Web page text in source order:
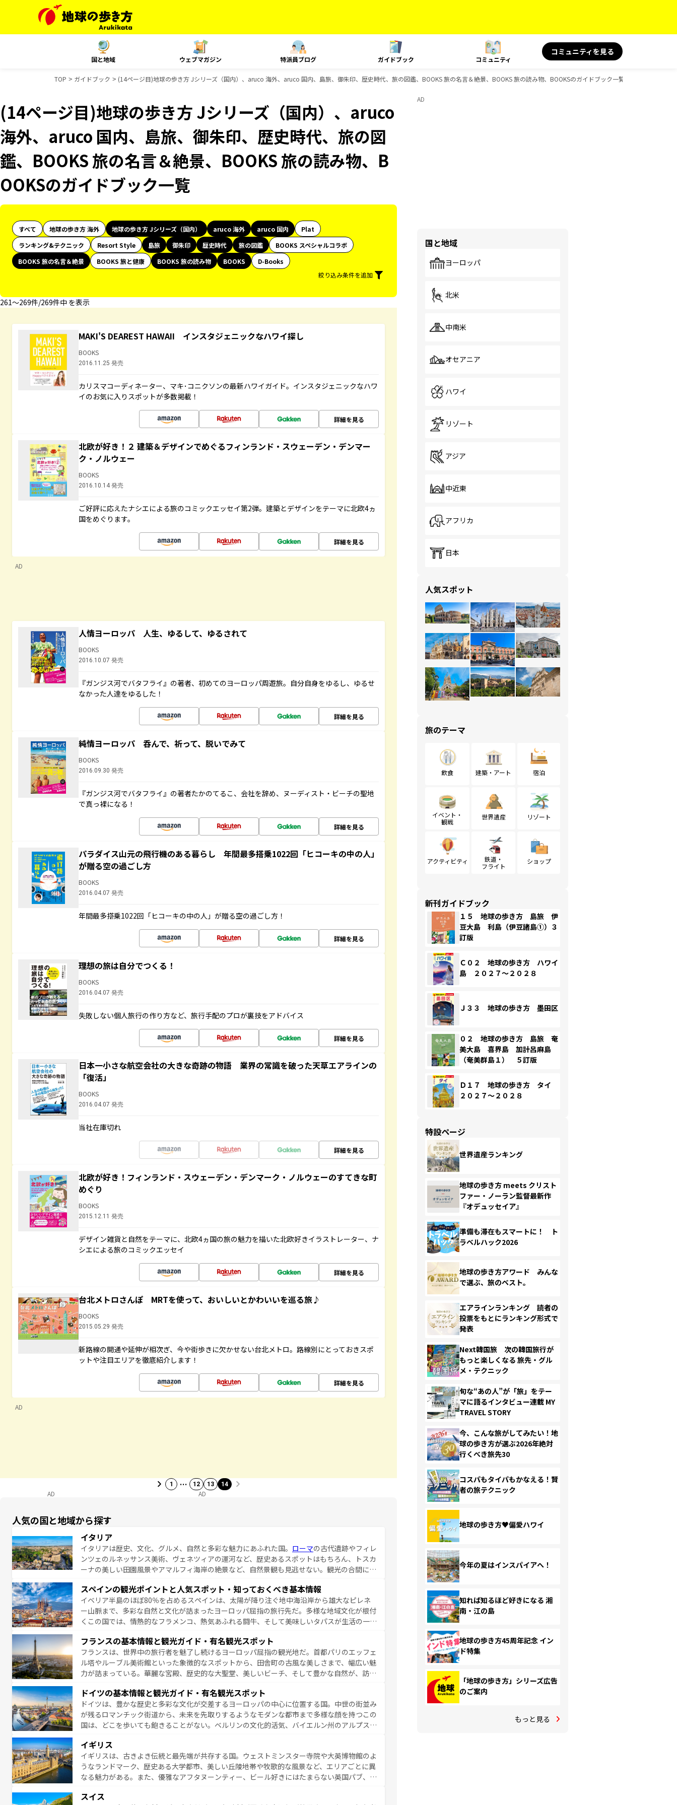
国と地域 ウェブマガジン 特派員ブログ ガイドブック コミュニティ
コミュニティを見る
TOP ガイドブック (14ページ目)地球の歩き方 Jシリーズ（国内）、aruco 海外、aruco 国内、島旅、御朱印、歴史時代、旅の図鑑、BOOKS 旅の名言＆絶景、BOOKS 旅の読み物、BOOKSのガイドブック一覧
(14ページ目)地球の歩き方 Jシリーズ（国内）、aruco
海外、aruco 国内、島旅、御朱印、歴史時代、旅の図
鑑、BOOKS 旅の名言＆絶景、BOOKS 旅の読み物、B
OOKSのガイドブック一覧
すべて 地球の歩き方 海外 地球の歩き方 Jシリーズ（国内） aruco 海外 aruco 国内
Plat
ランキング&テクニック
Resort Style 島旅 御朱印 歴史時代 旅の図鑑
BOOKS スペシャルコラボ
BOOKS 旅の名言＆絶景
BOOKS 旅と健康 BOOKS 旅の読み物 BOOKS
D-Books
絞り込み条件を追加
261〜269件/269件中 を表示
MAKI'S DEAREST HAWAII インスタジェニックなハワイ探し
BOOKS
2016.11.25 発売
カリスマコーディネーター、マキ･コニクソンの最新ハワイガイド。インスタジェニックなハワ
イのお気に入りスポットが多数掲載！
詳細を見る
北欧が好き！２ 建築＆デザインでめぐるフィンランド・スウェーデン・デンマー
ク・ノルウェー
BOOKS
2016.10.14 発売
ご好評に応えたナシエによる旅のコミックエッセイ第2弾。建築とデザインをテーマに北欧4ヵ
国をめぐります。
詳細を見る
AD
人情ヨーロッパ 人生、ゆるして、ゆるされて
BOOKS
2016.10.07 発売
『ガンジス河でバタフライ』の著者、初めてのヨーロッパ周遊旅。自分自身をゆるし、ゆるせ
なかった人達をゆるした！
詳細を見る
純情ヨーロッパ 呑んで、祈って、脱いでみて
BOOKS
2016.09.30 発売
『ガンジス河でバタフライ』の著者たかのてるこ、会社を辞め、ヌーディスト・ビーチの聖地
で真っ裸になる！
詳細を見る
パラダイス山元の飛行機のある暮らし 年間最多搭乗1022回「ヒコーキの中の人」
が贈る空の過ごし方
BOOKS
2016.04.07 発売
年間最多搭乗1022回「ヒコーキの中の人」が贈る空の過ごし方！
詳細を見る
理想の旅は自分でつくる！
BOOKS
2016.04.07 発売
失敗しない個人旅行の作り方など、旅行手配のプロが裏技をアドバイス
詳細を見る
日本一小さな航空会社の大きな奇跡の物語 業界の常識を破った天草エアラインの
「復活」
BOOKS
2016.04.07 発売
当社在庫切れ
詳細を見る
北欧が好き！フィンランド・スウェーデン・デンマーク・ノルウェーのすてきな町
めぐり
BOOKS
2015.12.11 発売
デザイン雑貨と自然をテーマに、北欧4ヵ国の旅の魅力を描いた北欧好きイラストレーター、ナ
シエによる旅のコミックエッセイ
詳細を見る
台北メトロさんぽ MRTを使って、おいしいとかわいいを巡る旅♪
BOOKS
2015.05.29 発売
新路線の開通や延伸が相次ぎ、今や街歩きに欠かせない台北メトロ。路線別にとっておきスポ
ットや注目エリアを徹底紹介します！
詳細を見る
AD
1 … 12 13 14
AD AD
人気の国と地域から探す
イタリア
イタリアは歴史、文化、グルメ、自然と多彩な魅力にあふれた国。 ローマの古代遺跡やフィレ
ンツェのルネッサンス美術、ヴェネツィアの運河など、歴史あるスポットはもちろん、トスカ
ーナの美しい田園風景やアマルフィ海岸の絶景など、自然景観も見逃せない。観光の合間に
夜眠るまで、すべての瞬間を楽しませてくれるイタリアで、忘れられない旅をしてみよう！
なお、新着のイタリア情報はコンテンツ一覧を参照してほしい。
スペインの観光ポイントと人気スポット・知っておくべき基本情報
イベリア半島のほぼ80％を占めるスペインは、太陽が降り注ぐ地中海沿岸から雄大なピレネ
ー山脈まで、多彩な自然と文化が詰まったヨーロッパ屈指の旅行先だ。多様な地域文化が根付
くこの国では、情熱的なフラメンコ、熱気あふれる闘牛、そして美味しいタパスが生活の一部
ら、地方では古代ローマ遺跡や中世の城塞都市、穏やかなビーチリゾートまで多彩な表情を見
せる。地方によって風土や気候が異なるスペインはその個性で訪れる人を魅了する。 なお、
新着のスペイン情報はコンテンツ一覧を参照してほしい。
フランスの基本情報と観光ガイド・有名観光スポット
フランスは、世界中の旅行者を魅了し続けるヨーロッパ屈指の観光地だ。首都パリのエッフェ
ル塔やルーブル美術館といった象徴的なスポットから、田舎町の古風な美しさまで、幅広い魅
力が詰まっている。華麗な宮殿、歴史的な大聖堂、美しいビーチ、そして豊かな自然が、訪れ
無形文化遺産にも登録されている。シャンパンの発祥地であるランス、プロヴァンスの香り高
いラベンダー畑など、多彩な楽しみ方が可能だ。さらに、パリ以外の地域にも魅力が溢れてお
り、どの街角にも豊かな歴史と文化が息づいている。パリ以外の個性あふれる地方に足を運ぶ
とそれぞれで全く異なる文化を体験できるだろう。 なお、新着のフランス情報はコンテンツ
ドイツの基本情報と観光ガイド・有名観光スポット
ドイツは、豊かな歴史と多彩な文化が交差するヨーロッパの中心に位置する国。中世の街並み
が残るロマンチック街道から、未来を先取りするようなモダンな都市まで多様な顔を持つこの
国は、どこを歩いても飽きることがない。ベルリンの文化的活気、バイエルン州のアルプスの
ら地元の人と過ごす楽しい時間は、お酒好きな人にはぜひ体験してほしい。 なお、新着のド
イツ情報はコンテンツ一覧を参照してほしい。
イギリス
イギリスは、古きよき伝統と最先端が共存する国。ウェストミンスター寺院や大英博物館のよ
うなランドマーク、歴史ある大学都市、美しい丘陵地帯や牧歌的な風景など、エリアごとに異
なる魅力がある。また、優雅なアフタヌーンティー、ビール好きにはたまらない英国パブ、サ
お、新着のイギリス情報は
スイス
AD
国と地域
ヨーロッパ
北米
中南米
オセアニア
ハワイ
リゾート
アジア
中近東
アフリカ
日本
人気スポット
旅のテーマ
飲食 建築・アート 宿泊
イベント・
観戦
世界遺産 リゾート
アクティビティ
鉄道・
フライト
ショップ
新刊ガイドブック
１５ 地球の歩き方 島旅 伊
豆大島 利島（伊豆諸島①）３
訂版
Ｃ０２ 地球の歩き方 ハワイ
島 ２０２７～２０２８
Ｊ３３ 地球の歩き方 墨田区
０２ 地球の歩き方 島旅 奄
美大島 喜界島 加計呂麻島
（奄美群島１） ５訂版
Ｄ１７ 地球の歩き方 タイ
２０２７～２０２８
特設ページ
世界遺産ランキング
地球の歩き方 meets クリスト
ファー・ノーラン監督最新作
『オデュッセイア』
準備も滞在もスマートに！ ト
ラベルハック2026
地球の歩き方アワード みんな
で選ぶ、旅のベスト。
エアラインランキング 読者の
投票をもとにランキング形式で
発表
Next韓国旅 次の韓国旅行が
もっと楽しくなる 旅先・グル
メ・テクニック
旬な“あの人”が「旅」をテー
マに語るインタビュー連載 MY
TRAVEL STORY
今、こんな旅がしてみたい！地
球の歩き方が選ぶ2026年絶対
行くべき旅先30
コスパもタイパもかなえる！賢
者の旅テクニック
地球の歩き方♥偏愛ハワイ
今年の夏はインスパイアへ！
知れば知るほど好きになる 湘
南・江の島
地球の歩き方45周年記念 イン
ド特集
「地球の歩き方」シリーズ広告
のご案内
もっと見る